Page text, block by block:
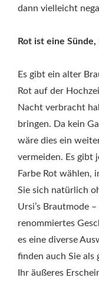
dann vielleicht
Rot ist eine
Es gibt ein alter
Rot auf der
Nacht verbracht
bringen. Da kein
wäre dies ein
vermeiden. Es gibt
Farbe Rot wählen,
Sie sich natürlich
Ursi’s Brautmode –
renommiertes
es eine diverse
finden auch Sie als
Ihr äußeres